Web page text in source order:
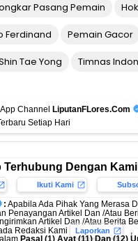
Pasang Pemain
Ferdinand Pemain Gacor
Tae Yong Timnas
Channel
LiputanFLores.Com
Setiap Hari
Terhubung Dengan
Ikuti Kami
: Apabila Ada Pihak Yang Merasa
Penayangan Artikel Dan /Atau
Artikel Dan /Atau Berita
Redaksi Kami
Laporkan
,
Pasal (1) Ayat (11) Dan (12)